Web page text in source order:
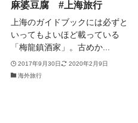
麻婆豆腐 #上海旅行
上海のガイドブックには必ずと
いってもよいほど載っている
「梅龍鎮酒家」。古めか...
2017年9月30日
2020年2月9日
海外旅行